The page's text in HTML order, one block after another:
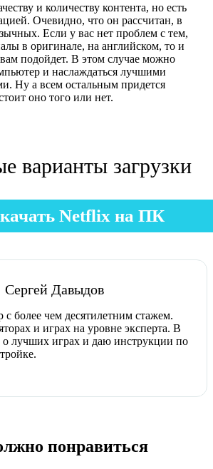
и количеству контента, но есть
Очевидно, что он рассчитан, в
Если у вас нет проблем с тем,
в оригинале, на английском, то и
подойдет. В этом случае можно
и наслаждаться лучшими
Ну а всем остальным придется
оно того или нет.
варианты загрузки
Netflix на ПК
Сергей Давыдов
более чем десятилетним стажем.
и играх на уровне эксперта. В
о лучших играх и даю инструкции по
понравиться